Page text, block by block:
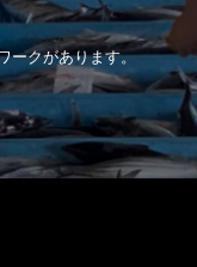
ークがあります。